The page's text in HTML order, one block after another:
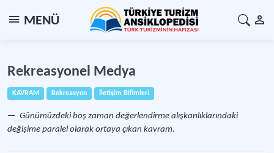
MENÜ
Rekreasyonel Medya
KAVRAM Rekreasyon İletişim Bilimleri
Günümüzdeki boş zaman değerlendirme alışkanlıklarındaki
değişime paralel olarak ortaya çıkan kavram.